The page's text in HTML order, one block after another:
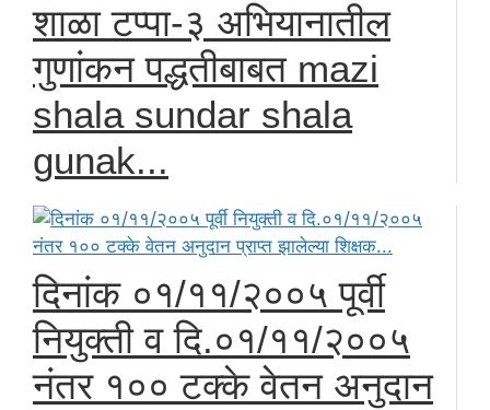
शाळा टप्पा-३ अभियानातील
गुणांकन पद्धतीबाबत mazi
shala sundar shala
gunak...
दिनांक ०१/११/२००५ पूर्वी
नियुक्ती व दि.०१/११/२००५
नंतर १०० टक्के वेतन अनुदान